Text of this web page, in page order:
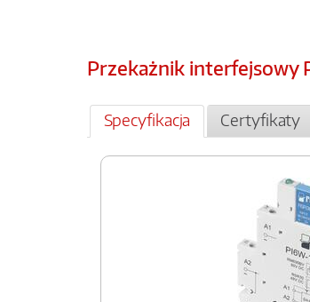
Przekażnik interfejsowy
Specyfikacja Certyfikaty